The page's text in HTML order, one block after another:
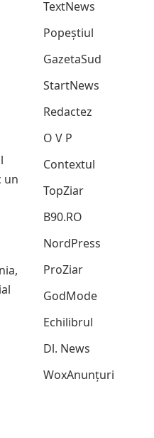
un
TextNews
Popeștiul
GazetaSud
StartNews
Redactez
O V P
Contextul
TopZiar
B90.RO
NordPress
ProZiar
GodMode
Echilibrul
Dl. News
WoxAnunțuri